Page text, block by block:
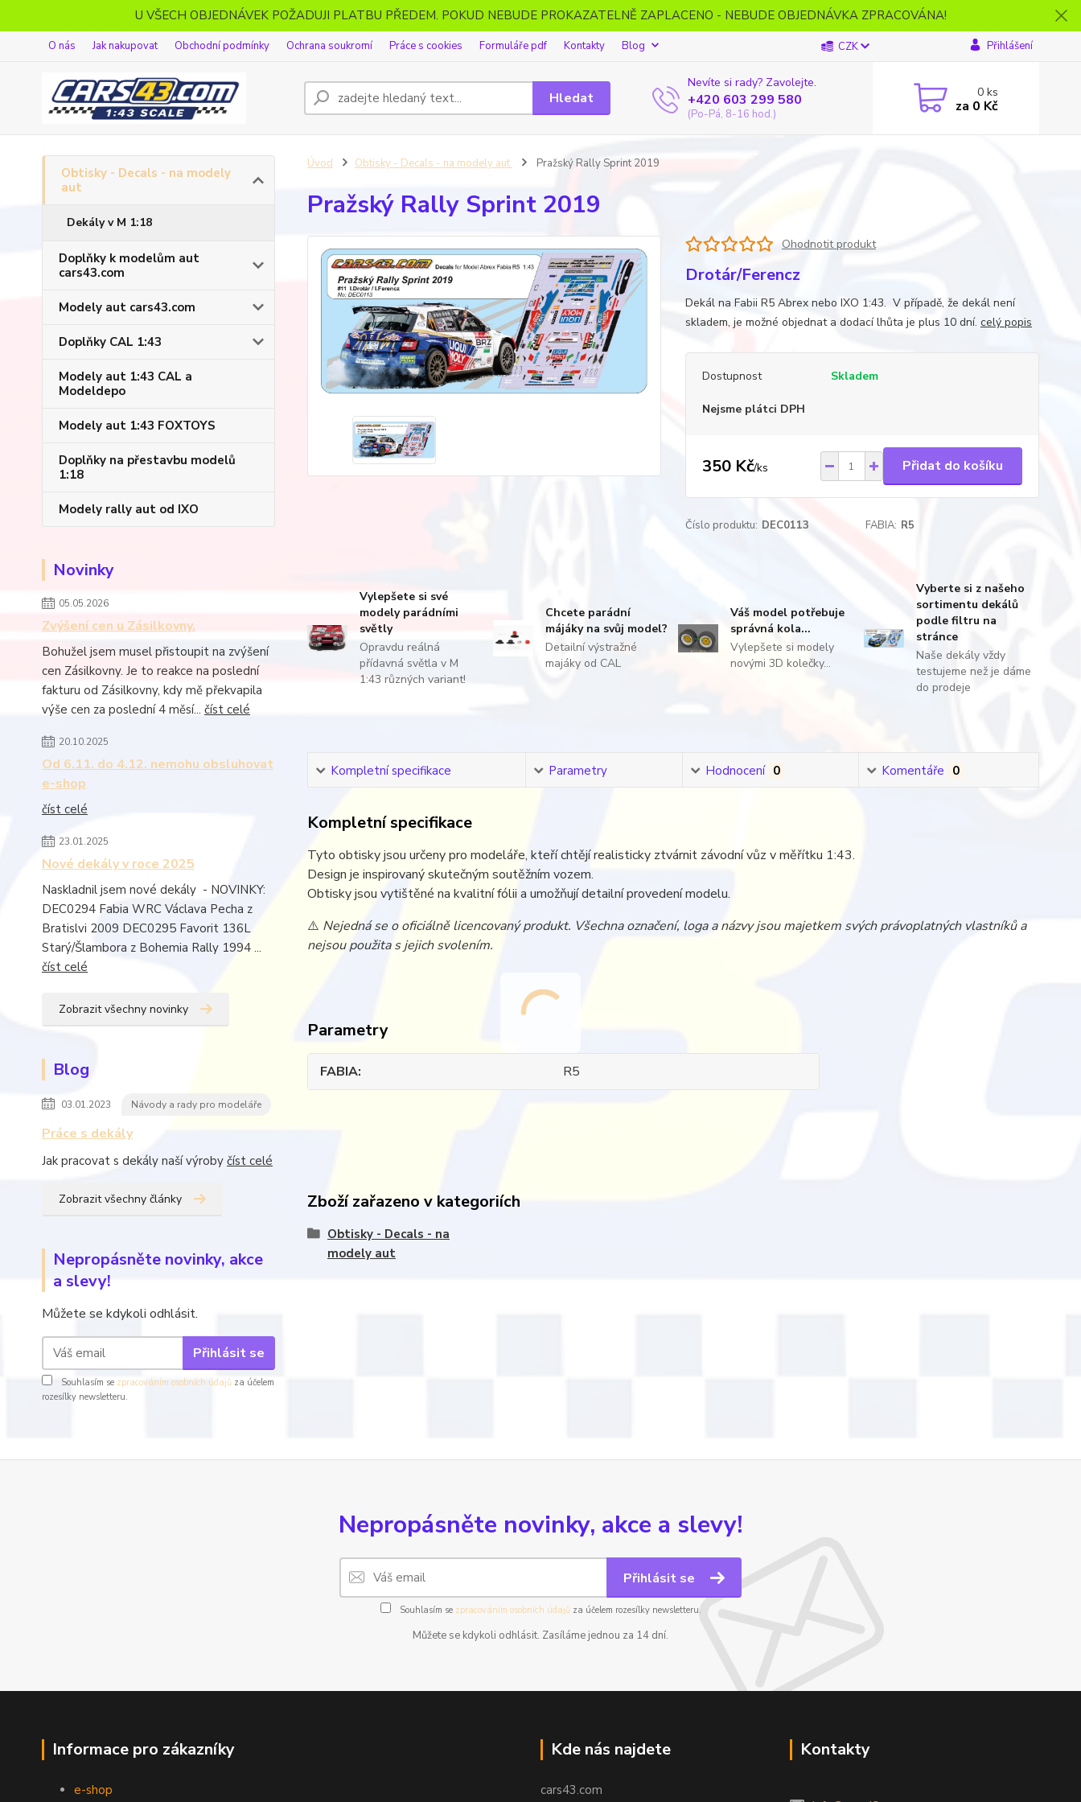
U VŠECH OBJEDNÁVEK POŽADUJI PLATBU PŘEDEM. POKUD NEBUDE PROKAZATELNĚ ZAPLACENO - NEBUDE OBJEDNÁVKA ZPRACOVÁNA!
O nás Jak nakupovat Obchodní podmínky Ochrana soukromí Práce s cookies Formuláře pdf Kontakty Blog CZK Přihlášení
Hledat
Nevíte si rady? Zavolejte.
+420 603 299 580
(Po-Pá, 8-16 hod.)
0ks
za 0 Kč
Obtisky - Decals - na modely
aut
Dekály v M 1:18
Doplňky k modelům aut
cars43.com
Modely aut cars43.com
Doplňky CAL 1:43
Modely aut 1:43 CAL a
Modeldepo
Modely aut 1:43 FOXTOYS
Doplňky na přestavbu modelů
1:18
Modely rally aut od IXO
Novinky
05.05.2026
Zvýšení cen u Zásilkovny.
Bohužel jsem musel přistoupit na zvýšení
cen Zásilkovny. Je to reakce na poslední
fakturu od Zásilkovny, kdy mě překvapila
výše cen za poslední 4 měsí... číst celé
20.10.2025
Od 6.11. do 4.12. nemohu obsluhovat
e-shop
číst celé
23.01.2025
Nové dekály v roce 2025
Naskladnil jsem nové dekály - NOVINKY:
DEC0294 Fabia WRC Václava Pecha z
Bratislvi 2009 DEC0295 Favorit 136L
Starý/Šlambora z Bohemia Rally 1994 ...
číst celé
Zobrazit všechny novinky
Blog
03.01.2023 Návody a rady pro modeláře
Práce s dekály
Jak pracovat s dekály naší výroby číst celé
Zobrazit všechny články
Nepropásněte novinky, akce
a slevy!
Můžete se kdykoli odhlásit.
Přihlásit se
Souhlasím se zpracováním osobních údajů za účelem
rozesílky newsletteru.
Úvod Obtisky - Decals - na modely aut Pražský Rally Sprint 2019
Pražský Rally Sprint 2019
Ohodnotit produkt
Drotár/Ferencz
Dekál na Fabii R5 Abrex nebo IXO 1:43. V případě, že dekál není
skladem, je možné objednat a dodací lhůta je plus 10 dní. celý popis
Dostupnost Skladem
Nejsme plátci DPH
350 Kč/ks Přidat do košíku
Číslo produktu: DEC0113 FABIA: R5
Vylepšete si své
modely parádními
světly
Opravdu reálná
přídavná světla v M
1:43 různých variant!
Chcete parádní
májáky na svůj model?
Detailní výstražné
majáky od CAL
Váš model potřebuje
správná kola...
Vylepšete si modely
novými 3D kolečky...
Vyberte si z našeho
sortimentu dekálů
podle filtru na
stránce
Naše dekály vždy
testujeme než je dáme
do prodeje
Kompletní specifikace Parametry Hodnocení 0 Komentáře 0
Kompletní specifikace
Tyto obtisky jsou určeny pro modeláře, kteří chtějí realisticky ztvárnit závodní vůz v měřítku 1:43.
Design je inspirovaný skutečným soutěžním vozem.
Obtisky jsou vytištěné na kvalitní fólii a umožňují detailní provedení modelu.
⚠️ Nejedná se o oficiálně licencovaný produkt. Všechna označení, loga a názvy jsou majetkem svých právoplatných vlastníků a
nejsou použita s jejich svolením.
Parametry
FABIA R5
Zboží zařazeno v kategoriích
Obtisky - Decals - na
modely aut
Nepropásněte novinky, akce a slevy!
Přihlásit se
Souhlasím se zpracováním osobních údajůza účelem rozesílky newsletteru.
Můžete se kdykoli odhlásit. Zasíláme jednou za 14 dní.
Informace pro zákazníky
e-shop
Kde nás najdete
cars43.com
Kontakty